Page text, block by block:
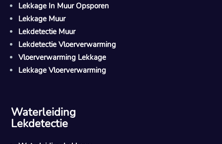
Lekkage In Muur Opsporen
Lekkage Muur
Lekdetectie Muur
Lekdetectie Vloerverwarming
Vloerverwarming Lekkage
Lekkage Vloerverwarming
Waterleiding
Lekdetectie